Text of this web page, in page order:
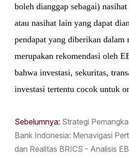
boleh dianggap sebagai)
atau nasihat lain yang dapat
pendapat yang diberikan dalam
merupakan rekomendasi oleh
bahwa investasi, sekuritas,
investasi tertentu cocok untuk
Sebelumnya: Strategi
Bank Indonesia: Menavigasi
dan Realitas BRICS - Analisis